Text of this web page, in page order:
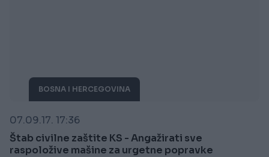
BOSNA I HERCEGOVINA
07.09.17. 17:36
Štab civilne zaštite KS - Angažirati sve
raspoložive mašine za urgetne popravke